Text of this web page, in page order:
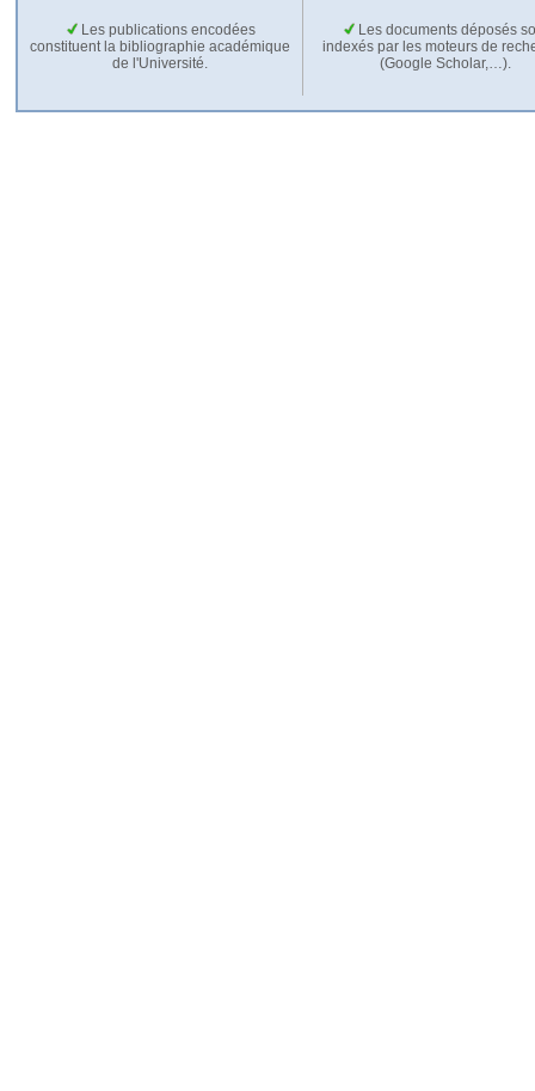
Les publications encodées
constituent la bibliographie académique
de l'Université.
Les documents déposés
indexés par les moteurs de
(Google Scholar,…).